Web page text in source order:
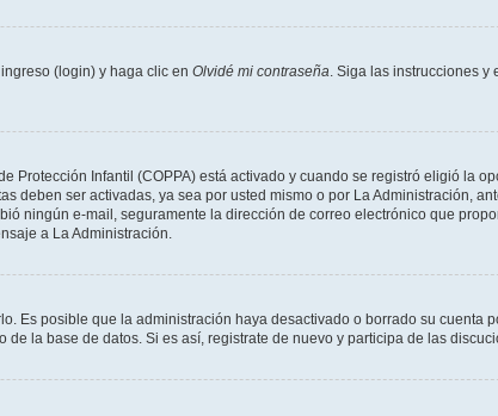
(login) y haga clic en Olvidé mi contraseña. Siga las instrucciones y
Protección Infantil (COPPA) está activado y cuando se registró eligió la
ser activadas, ya sea por usted mismo o por La Administración,
ningún e-mail, seguramente la dirección de correo electrónico que
a La Administración.
Es posible que la administración haya desactivado o borrado su cuenta
la base de datos. Si es así, registrate de nuevo y participa de las